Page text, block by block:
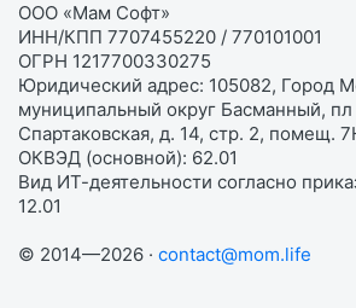
ООО «Мам Софт»
ИНН/КПП 7707455220 / 770101001
ОГРН 1217700330275
Юридический адрес: 105082, Город
муниципальный округ Басманный, пл
Спартаковская, д. 14, стр. 2, помещ.
ОКВЭД (основной): 62.01
Вид ИТ-деятельности согласно
12.01
© 2014—2026 · contact@mom.life